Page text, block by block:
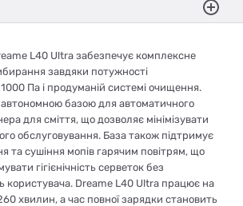
L40 Ultra забезпечує комплексне
завдяки потужності
Па і продуманій системі очищення.
базою для автоматичного
для сміття, що дозволяє мінімізувати
обслуговування. База також підтримує
та сушіння мопів гарячим повітрям, що
гігієнічність серветок без
користувача. Dreame L40 Ultra працює на
хвилин, а час повної зарядки становить